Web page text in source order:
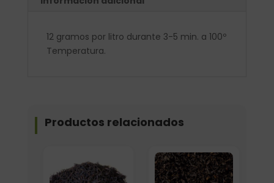
12 gramos por litro durante 3-5 min. a 100º
Temperatura.
Productos relacionados
Elige: Peso/formato Formato